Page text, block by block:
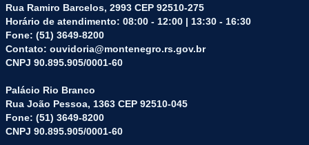
Rua Ramiro Barcelos, 2993 CEP 92510-275
Horário de atendimento: 08:00 - 12:00 | 13:30 - 16:30
Fone: (51) 3649-8200
Contato: ouvidoria@montenegro.rs.gov.br
CNPJ 90.895.905/0001-60
Palácio Rio Branco
Rua João Pessoa, 1363 CEP 92510-045
Fone: (51) 3649-8200
CNPJ 90.895.905/0001-60